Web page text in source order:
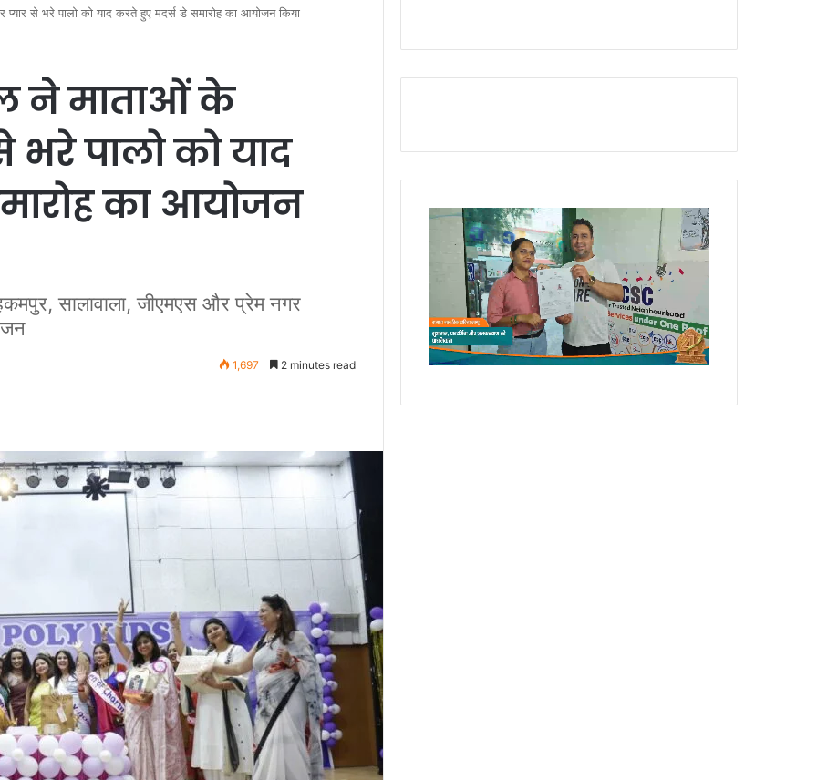
से भरे पालो को याद करते हुए मदर्स डे समारोह का आयोजन किया
ने माताओं के
पालो को याद
का आयोजन
सालावाला, जीएमएस और प्रेम नगर
1,697 2 minutes read